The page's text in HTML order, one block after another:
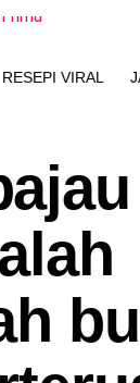
RESEPI VIRAL